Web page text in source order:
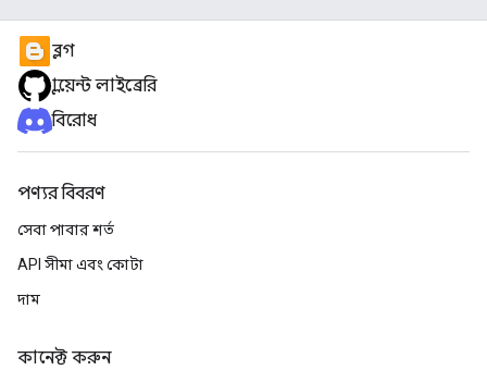
ব্লগ
ক্লায়েন্ট লাইব্রেরি
বিরোধ
পণ্যর বিবরণ
সেবা পাবার শর্ত
API সীমা এবং কোটা
দাম
কানেক্ট করুন